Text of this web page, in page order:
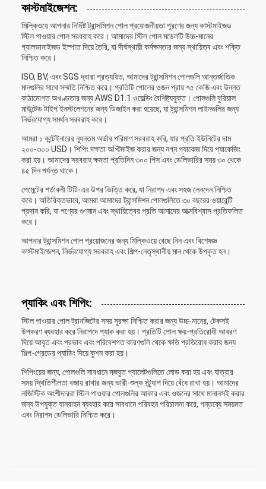
কাস্টমাইজেশন:
মিল্কিওয়ে আপনার নির্দিষ্ট ট্রান্সমিশন পোল প্রয়োজনীয়তা পূরণের জন্য কাস্টমাইজড
স্টিল পাওয়ার পোল সরবরাহ করে। আমাদের স্টিল পোল মডেলটি উচ্চ-মানের
গ্যালভানাইজড ইস্পাত দিয়ে তৈরি, যা দীর্ঘস্থায়ী কর্মক্ষমতার জন্য স্থায়িত্ব এবং শক্তি
নিশ্চিত করে।
ISO, BV, এবং SGS দ্বারা প্রত্যয়িত, আমাদের ট্রান্সমিশন পোলগুলি আন্তর্জাতিক
মানগুলির সাথে সম্মতি নিশ্চিত করে। প্রতিটি পোলের ওজন প্রায় ৭৫ কেজি এবং উন্নত
কাঠামোগত অখণ্ডতার জন্য AWS D1.1 ওয়েল্ডিং বৈশিষ্ট্যযুক্ত। পোলগুলি বুরিয়াল
মাউন্টেড টাইপ ইনস্টলেশনের জন্য ডিজাইন করা হয়েছে, যা ট্রান্সমিশন লাইনগুলির জন্য
নির্ভরযোগ্য সমর্থন সরবরাহ করে।
আমরা ১ কন্টেইনারের ন্যূনতম অর্ডার পরিমাণ সরবরাহ করি, যার প্রতি ইউনিটের দাম
২০০-৩০০ USD। শিপিং দক্ষতা অপ্টিমাইজ করার জন্য নগ্ন প্যাকেজ দিয়ে প্যাকেজিং
করা হয়। আমাদের সরবরাহ ক্ষমতা প্রতিদিন ৩০০ পিস এবং ডেলিভারির সময় ৩০ থেকে
৪৫ দিন পর্যন্ত থাকে।
পেমেন্টের শর্তাবলী টিটি-এর উপর ভিত্তি করে, যা নিরাপদ এবং সহজ লেনদেন নিশ্চিত
করে। অতিরিক্তভাবে, আমরা আমাদের ট্রান্সমিশন পোলগুলিতে ৩০ বছরের ওয়ারেন্টি
প্রদান করি, যা পণ্যের গুণমান এবং স্থায়িত্বের প্রতি আমাদের আত্মবিশ্বাস প্রতিফলিত
করে।
আপনার ট্রান্সমিশন পোল প্রয়োজনের জন্য মিল্কিওয়ে বেছে নিন এবং বিশেষজ্ঞ
কাস্টমাইজেশন, নির্ভরযোগ্য সরবরাহ এবং শিল্প-নেতৃস্থানীয় মান থেকে উপকৃত হন।
প্যাকিং এবং শিপিং:
স্টিল পাওয়ার পোল ট্রানজিটের সময় সুরক্ষা নিশ্চিত করার জন্য উচ্চ-মানের, টেকসই
উপকরণ ব্যবহার করে নিরাপদে প্যাক করা হয়। প্রতিটি পোল ক্ষয়-প্রতিরোধী আবরণ
দিয়ে আবৃত এবং প্রভাব এবং পরিবেশগত কারণগুলি থেকে ক্ষতি প্রতিরোধ করার জন্য
শিল্প-গ্রেডের প্যাডিং দিয়ে কুশন করা হয়।
শিপিংয়ের জন্য, পোলগুলি সাবধানে মজবুত প্যালেটগুলিতে লোড করা হয় এবং যাত্রার
সময় স্থিতিশীলতা বজায় রাখার জন্য ভারী-শুল্ক স্ট্র্যাপ দিয়ে বেঁধে রাখা হয়। আমাদের
লজিস্টিক অংশীদাররা স্টিল পাওয়ার পোলগুলির আকার এবং ওজনের সাথে মানানসই করার
জন্য উপযুক্ত যানবাহন ব্যবহার করে সাবধানে পরিবহন পরিচালনা করে, গন্তব্যে সময়মত
এবং নিরাপদ ডেলিভারি নিশ্চিত করে।